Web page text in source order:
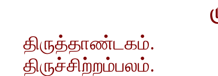
திருத்தாண்டகம்.
திருச்சிற்றம்பலம்.